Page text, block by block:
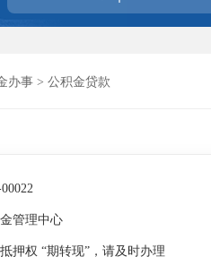
办事 > 公积金贷款
管理中心
押权 “期转现”，请及时办理